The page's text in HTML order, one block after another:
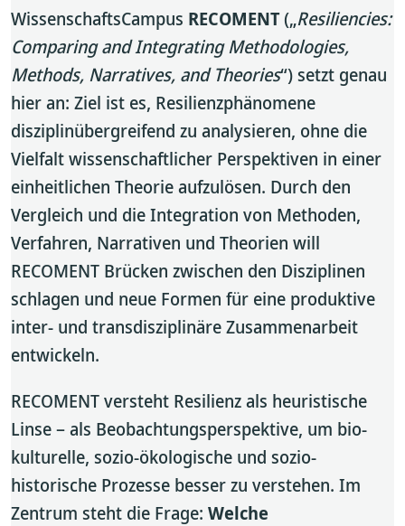
WissenschaftsCampus RECOMENT(„Resiliencies:
Comparing and Integrating Methodologies,
Methods, Narratives, and Theories“) setzt genau
hier an: Ziel ist es, Resilienzphänomene
disziplinübergreifend zu analysieren, ohne die
Vielfalt wissenschaftlicher Perspektiven in einer
einheitlichen Theorie aufzulösen. Durch den
Vergleich und die Integration von Methoden,
Verfahren, Narrativen und Theorien will
RECOMENT Brücken zwischen den Disziplinen
schlagen und neue Formen für eine produktive
inter- und transdisziplinäre Zusammenarbeit
entwickeln.
RECOMENT versteht Resilienz als heuristische
Linse – als Beobachtungsperspektive, um bio-
kulturelle, sozio-ökologische und sozio-
historische Prozesse besser zu verstehen. Im
Zentrum steht die Frage: Welche